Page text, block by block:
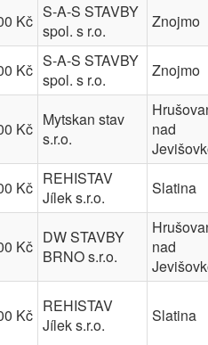
Kč S-A-S STAVBY
spol. s r.o.
Znojmo
Kč S-A-S STAVBY
spol. s r.o.
Znojmo
Kč Mytskan stav
s.r.o.
nad
Kč REHISTAV
Jílek s.r.o.
Slatina
Kč DW STAVBY
BRNO s.r.o.
nad
Kč REHISTAV
Jílek s.r.o.
Slatina